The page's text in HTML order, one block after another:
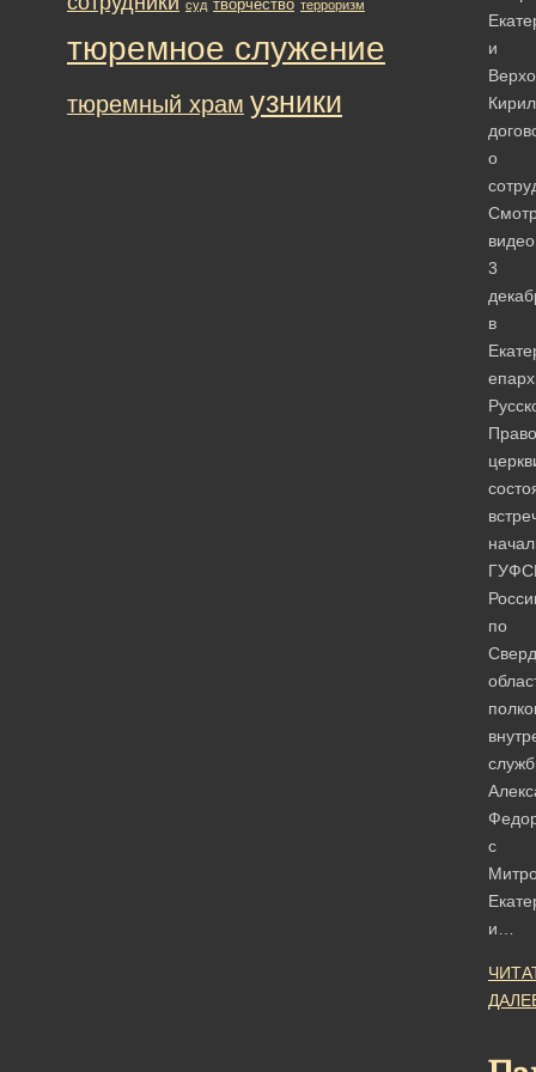
и
о
видео
3
в
по
с
и…
суд творчество терроризм
тюремное служение
тюремный храм узники